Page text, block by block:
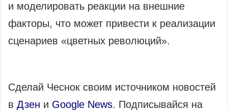
и моделировать реакции на внешние
факторы, что может привести к реализации
сценариев «цветных революций».
Сделай Чеснок своим источником новостей
в Дзен и Google News. Подписывайся на